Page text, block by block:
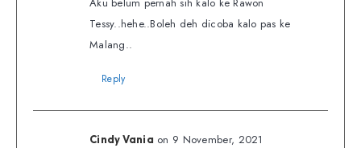
Tessy..hehe..Boleh deh dicoba kalo pas ke
Malang..
Reply
Cindy Vania on 9 November, 2021